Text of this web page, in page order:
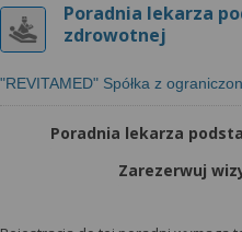
Poradnia lekarza
zdrowotnej
"REVITAMED" Spółka z
Poradnia lekarza
Zarezerwuj